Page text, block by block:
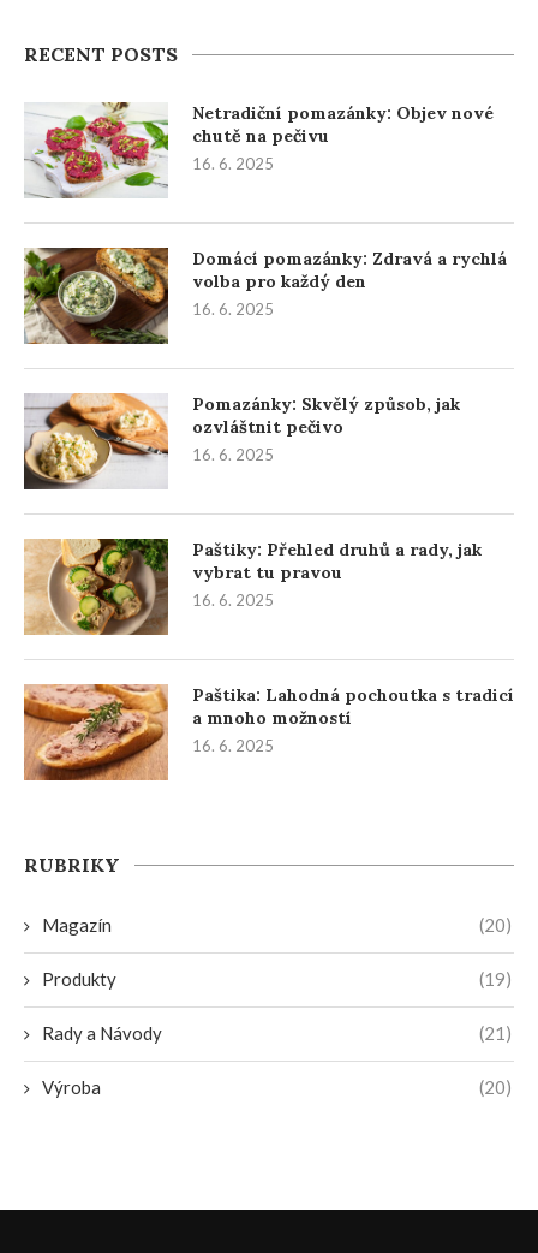
RECENT POSTS
Netradiční pomazánky: Objev nové
chutě na pečivu
16. 6. 2025
Domácí pomazánky: Zdravá a rychlá
volba pro každý den
16. 6. 2025
Pomazánky: Skvělý způsob, jak
ozvláštnit pečivo
16. 6. 2025
Paštiky: Přehled druhů a rady, jak
vybrat tu pravou
16. 6. 2025
Paštika: Lahodná pochoutka s tradicí
a mnoho možností
16. 6. 2025
RUBRIKY
Magazín (20)
Produkty (19)
Rady a Návody (21)
Výroba (20)